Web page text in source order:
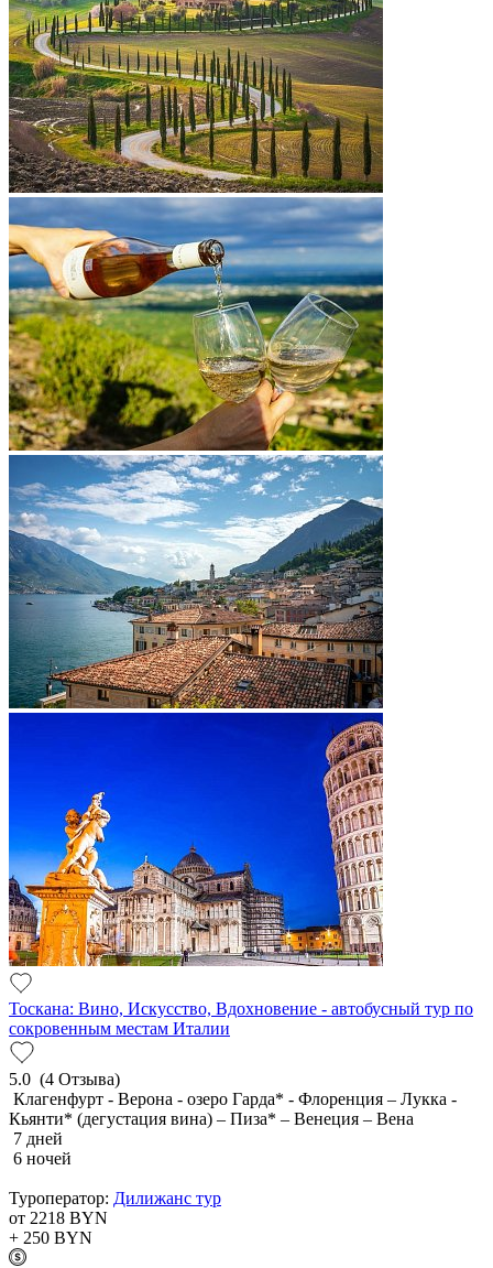
Тоскана: Вино, Искусство, Вдохновение - автобусный тур по
сокровенным местам Италии
5.0 (4 Отзыва)
Клагенфурт - Верона - озеро Гарда* - Флоренция – Лукка -
Кьянти* (дегустация вина) – Пиза* – Венеция – Вена
7 дней
6 ночей
Туроператор: Дилижанс тур
от 2218 BYN
+ 250 BYN